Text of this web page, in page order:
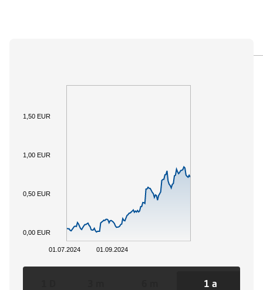
01.09.2024
01.07.2024
0,00 EUR
0,50 EUR
1,00 EUR
1,50 EUR
1 a